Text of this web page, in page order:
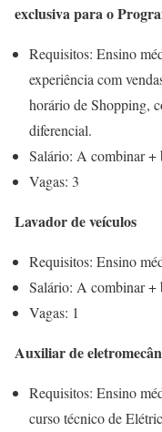
exclusiva para o
Requisitos: Ensino
experiência com
horário de Shopping,
diferencial.
Salário: A combinar +
Vagas: 3
Lavador de veículos
Requisitos: Ensino
Salário: A combinar +
Vagas: 1
Auxiliar de
Requisitos: Ensino
curso técnico de